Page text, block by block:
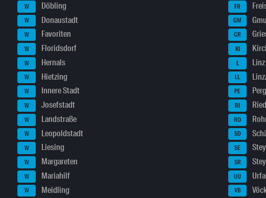
W Döbling
W Donaustadt
W Favoriten
W Floridsdorf
W Hernals
W Hietzing
W Innere Stadt
W Josefstadt
W Landstraße
W Leopoldstadt
W Liesing
W Margareten
W Mariahilf
W Meidling
FR
GM
GR
KI
L
LL
PE Perg
RI
RO
SD
SE
SR
UU
VB